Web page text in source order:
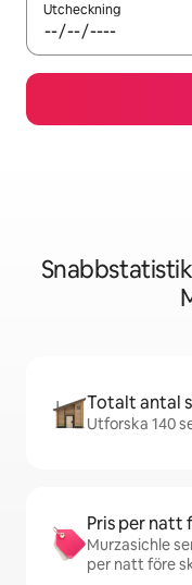
Utcheckning
Totalt antal
Utforska 140
Pris per natt
Murzasichle
per natt före